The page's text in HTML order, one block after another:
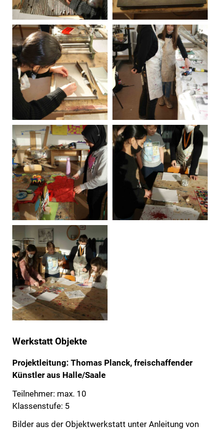
Werkstatt Objekte
Projektleitung: Thomas Planck, freischaffender
Künstler aus Halle/Saale
Teilnehmer: max. 10
Klassenstufe: 5
Bilder aus der Objektwerkstatt unter Anleitung von